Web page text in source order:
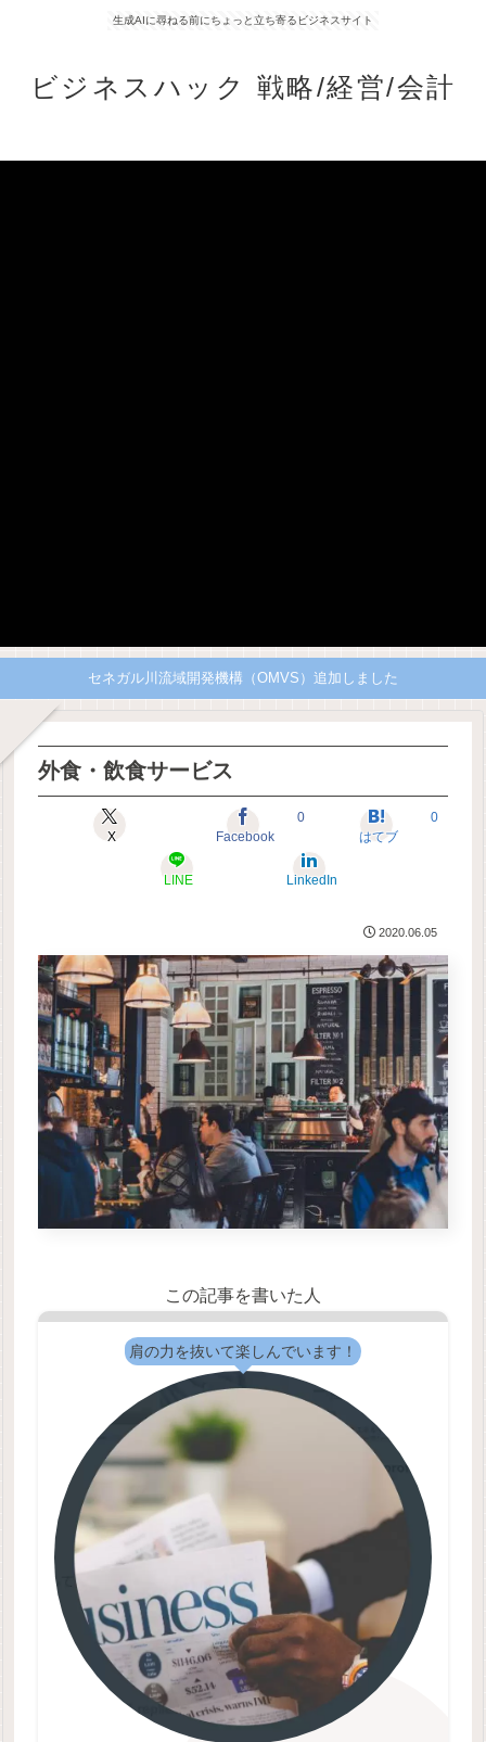
生成AIに尋ねる前にちょっと立ち寄るビジネスサイト
ビジネスハック 戦略/経営/会計
セネガル川流域開発機構（OMVS）追加しました
外食・飲食サービス
X Facebook
0
はてブ
0
LINE LinkedIn
2020.06.05
この記事を書いた人
肩の力を抜いて楽しんでいます！